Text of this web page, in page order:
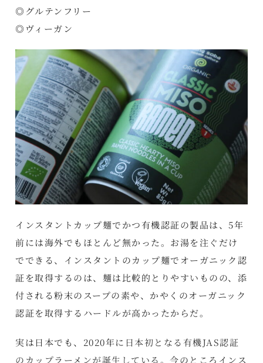
◎グルテンフリー
◎ヴィーガン
インスタントカップ麺でかつ有機認証の製品は、5年
前には海外でもほとんど無かった。お湯を注ぐだけ
でできる、インスタントのカップ麺でオーガニック認
証を取得するのは、麺は比較的とりやすいものの、添
付される粉末のスープの素や、かやくのオーガニック
認証を取得するハードルが高かったからだ。
実は日本でも、2020年に 日本初となる有機JAS認証
のカップラーメンが誕生 している。今のところインス